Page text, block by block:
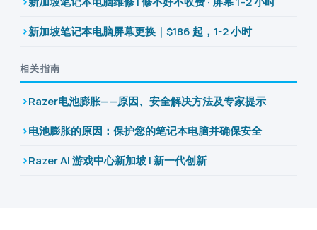
新加坡笔记本电脑屏幕更换｜$186 起，1-2 小时
相关指南
Razer电池膨胀——原因、安全解决方法及专家提示
电池膨胀的原因：保护您的笔记本电脑并确保安全
Razer AI 游戏中心新加坡 | 新一代创新